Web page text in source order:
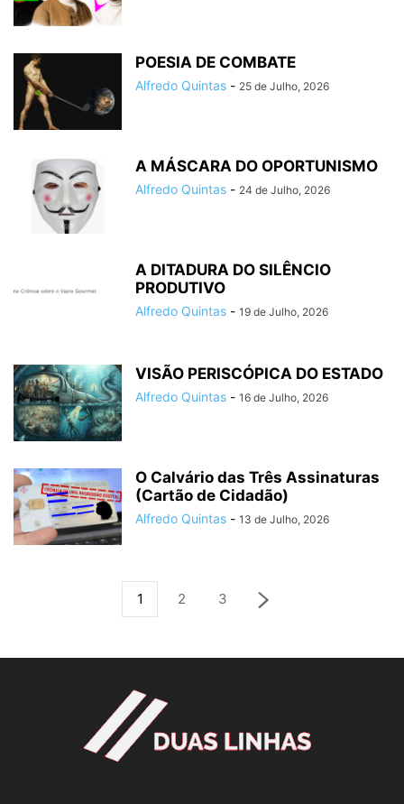
POESIA DE COMBATE
Alfredo Quintas - 25 de Julho, 2026
A MÁSCARA DO OPORTUNISMO
Alfredo Quintas - 24 de Julho, 2026
A DITADURA DO SILÊNCIO
PRODUTIVO
Alfredo Quintas - 19 de Julho, 2026
VISÃO PERISCÓPICA DO ESTADO
Alfredo Quintas - 16 de Julho, 2026
O Calvário das Três Assinaturas
(Cartão de Cidadão)
Alfredo Quintas - 13 de Julho, 2026
1 2 3